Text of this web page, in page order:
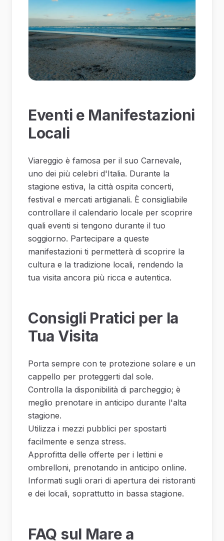
Eventi e Manifestazioni
Locali
Viareggio è famosa per il suo Carnevale,
uno dei più celebri d'Italia. Durante la
stagione estiva, la città ospita concerti,
festival e mercati artigianali. È consigliabile
controllare il calendario locale per scoprire
quali eventi si tengono durante il tuo
soggiorno. Partecipare a queste
manifestazioni ti permetterà di scoprire la
cultura e la tradizione locali, rendendo la
tua visita ancora più ricca e autentica.
Consigli Pratici per la
Tua Visita
Porta sempre con te protezione solare e un
cappello per proteggerti dal sole.
Controlla la disponibilità di parcheggio; è
meglio prenotare in anticipo durante l'alta
stagione.
Utilizza i mezzi pubblici per spostarti
facilmente e senza stress.
Approfitta delle offerte per i lettini e
ombrelloni, prenotando in anticipo online.
Informati sugli orari di apertura dei ristoranti
e dei locali, soprattutto in bassa stagione.
FAQ sul Mare a